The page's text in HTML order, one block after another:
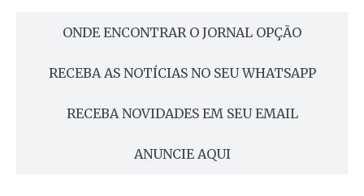
ONDE ENCONTRAR O JORNAL OPÇÃO
RECEBA AS NOTÍCIAS NO SEU WHATSAPP
RECEBA NOVIDADES EM SEU EMAIL
ANUNCIE AQUI